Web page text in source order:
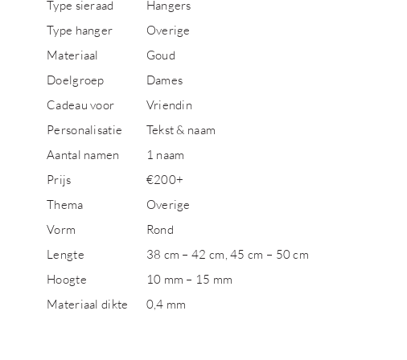
Type sieraad
Hangers
Type hanger
Overige
Materiaal
Goud
Doelgroep
Dames
Cadeau voor
Vriendin
Personalisatie
Tekst & naam
Aantal namen
1 naam
Prijs
€200+
Thema
Overige
Vorm
Rond
Lengte
38 cm – 42 cm, 45 cm – 50 cm
Hoogte
10 mm – 15 mm
Materiaal dikte
0,4 mm